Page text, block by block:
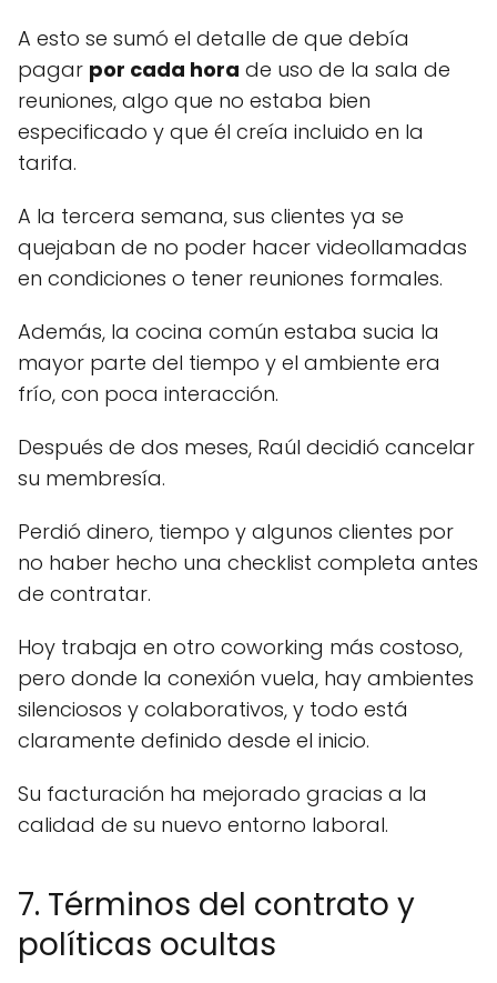
A esto se sumó el detalle de que debía
pagar por cada hora de uso de la sala de
reuniones, algo que no estaba bien
especificado y que él creía incluido en la
tarifa.
A la tercera semana, sus clientes ya se
quejaban de no poder hacer videollamadas
en condiciones o tener reuniones formales.
Además, la cocina común estaba sucia la
mayor parte del tiempo y el ambiente era
frío, con poca interacción.
Después de dos meses, Raúl decidió cancelar
su membresía.
Perdió dinero, tiempo y algunos clientes por
no haber hecho una checklist completa antes
de contratar.
Hoy trabaja en otro coworking más costoso,
pero donde la conexión vuela, hay ambientes
silenciosos y colaborativos, y todo está
claramente definido desde el inicio.
Su facturación ha mejorado gracias a la
calidad de su nuevo entorno laboral.
7. Términos del contrato y
políticas ocultas